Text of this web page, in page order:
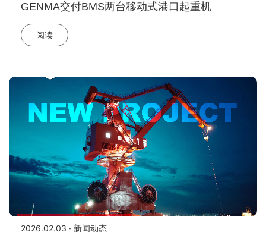
GENMA交付BMS两台移动式港口起重机
阅读
2026.02.03 · 新闻动态